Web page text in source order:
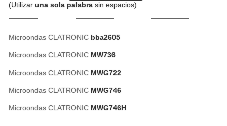
(Utilizar una sola palabra sin espacios)
Microondas CLATRONIC bba2605
Microondas CLATRONIC MW736
Microondas CLATRONIC MWG722
Microondas CLATRONIC MWG746
Microondas CLATRONIC MWG746H